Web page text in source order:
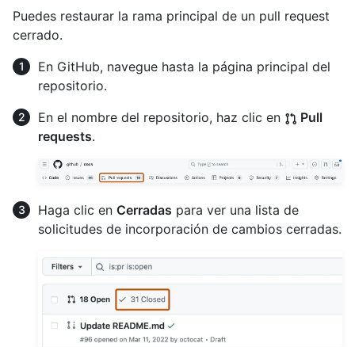
Puedes restaurar la rama principal de un pull request
cerrado.
En GitHub, navegue hasta la página principal del
repositorio.
En el nombre del repositorio, haz clic en
Pull
requests.
Haga clic en Cerradas para ver una lista de
solicitudes de incorporación de cambios cerradas.